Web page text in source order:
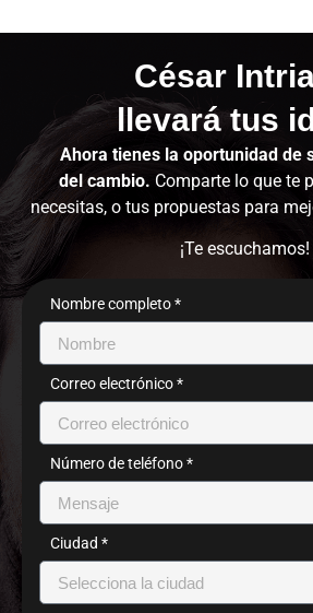
César
llevará tus
Ahora tienes la oportunidad de
del cambio. Comparte lo que te
necesitas, o tus propuestas para
¡Te escuchamos!
Nombre completo *
Correo electrónico *
Número de teléfono *
Ciudad *